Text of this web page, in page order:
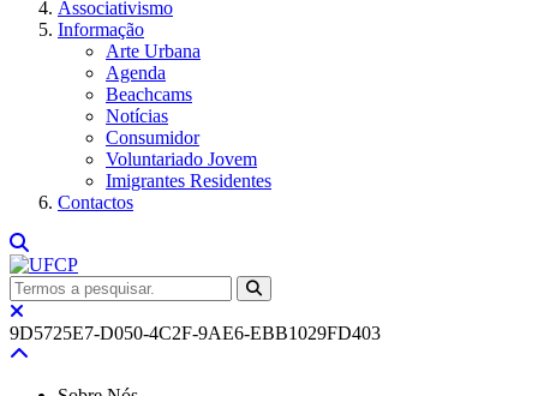
Associativismo
Informação
Arte Urbana
Agenda
Beachcams
Notícias
Consumidor
Voluntariado Jovem
Imigrantes Residentes
Contactos
9D5725E7-D050-4C2F-9AE6-EBB1029FD403